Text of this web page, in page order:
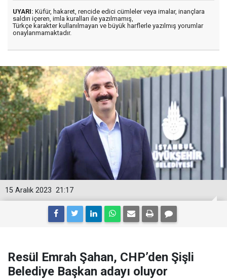
UYARI: Küfür, hakaret, rencide edici cümleler veya imalar, inançlara
saldırı içeren, imla kuralları ile yazılmamış,
Türkçe karakter kullanılmayan ve büyük harflerle yazılmış yorumlar
onaylanmamaktadır.
21:17
15 Aralık 2023
Resül Emrah Şahan, CHP’den Şişli
Belediye Başkan adayı oluyor